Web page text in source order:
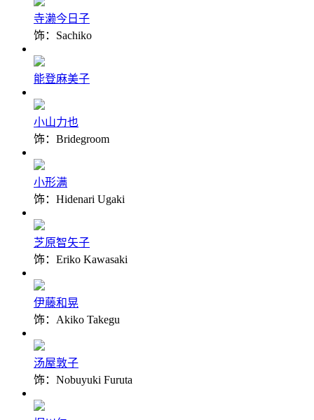
寺濑今日子
饰：Sachiko
能登麻美子
小山力也
饰：Bridegroom
小形满
饰：Hidenari Ugaki
芝原智矢子
饰：Eriko Kawasaki
伊藤和晃
饰：Akiko Takegu
汤屋敦子
饰：Nobuyuki Furuta